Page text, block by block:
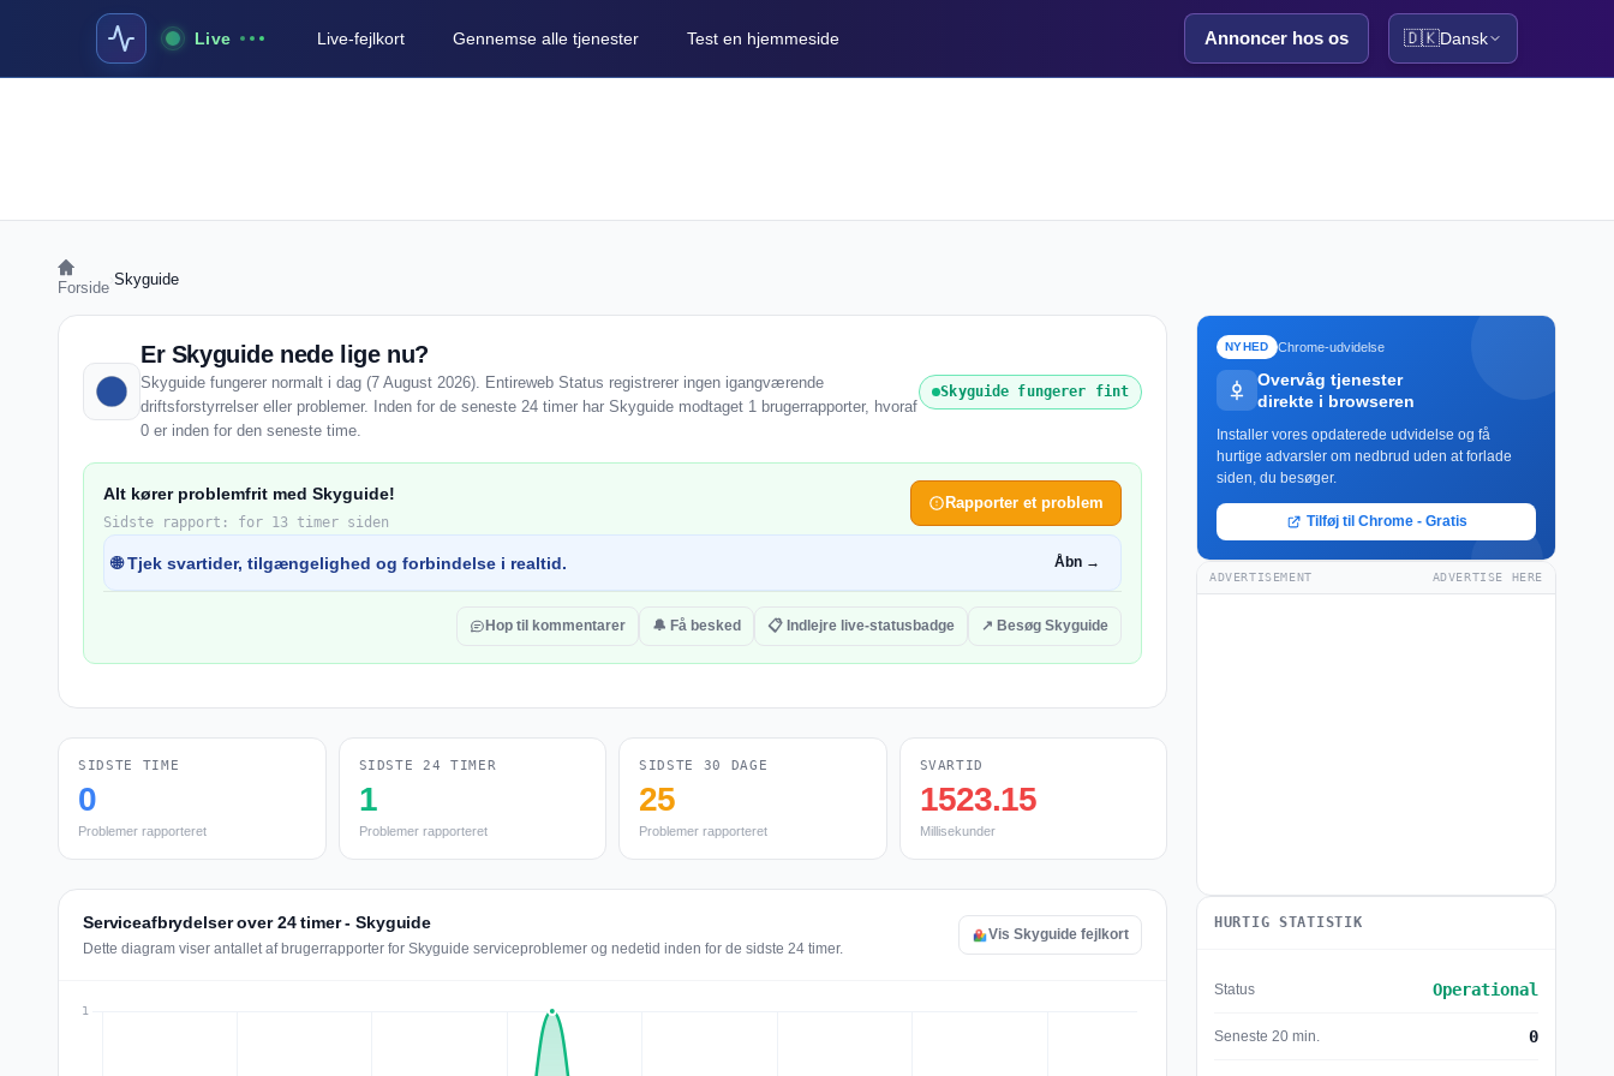
Live Live-fejlkort Gennemse alle tjenester Test en hjemmeside Annoncer hos os 🇩🇰Dansk
Forside Skyguide
Er Skyguide nede lige nu?
Skyguide fungerer normalt i dag (7 August 2026). Entireweb Status registrerer ingen igangværende
driftsforstyrrelser eller problemer. Inden for de seneste 24 timer har Skyguide modtaget 1 brugerrapporter, hvoraf
0 er inden for den seneste time.
Skyguide fungerer fint
Alt kører problemfrit med Skyguide!
Sidste rapport: for 13 timer siden
Rapporter et problem
🌐 Tjek svartider, tilgængelighed og forbindelse i realtid. Åbn →
Hop til kommentarer 🔔 Få besked 📋 Indlejre live-statusbadge ↗ Besøg Skyguide
SIDSTE TIME
0
Problemer rapporteret
SIDSTE 24 TIMER
1
Problemer rapporteret
SIDSTE 30 DAGE
25
Problemer rapporteret
SVARTID
1523.15
Millisekunder
Serviceafbrydelser over 24 timer - Skyguide
Dette diagram viser antallet af brugerrapporter for Skyguide serviceproblemer og nedetid inden for de sidste 24 timer.
Vis Skyguide fejlkort
NYHED Chrome-udvidelse
Overvåg tjenester
direkte i browseren
Installer vores opdaterede udvidelse og få
hurtige advarsler om nedbrud uden at forlade
siden, du besøger.
Tilføj til Chrome - Gratis
ADVERTISEMENT ADVERTISE HERE
HURTIG STATISTIK
Status Operational
Seneste 20 min. 0